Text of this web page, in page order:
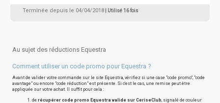
Terminée depuis le 04/04/2018 | Utilisé 16 fois
Au sujet des réductions Equestra
Comment utiliser un code promo pour Equestra ?
Avant de valider votre commande sur le site Equestra, vérifiez si une case "code promo", "code
avantage" ou encore "code réduction" est présente. Si c'est le cas, une remise peut être
appliquée sur votre achat. Il suffit pour cela :
de récupérer code promo Equestra valide sur CeriseClub, signalé de couleur